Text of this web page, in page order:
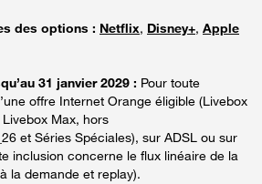
des options : Netflix, Disney+, Apple
31 janvier 2029 : Pour toute
offre Internet Orange éligible (Livebox
Max, hors
et Séries Spéciales), sur ADSL ou sur
inclusion concerne le flux linéaire de la
la demande et replay).